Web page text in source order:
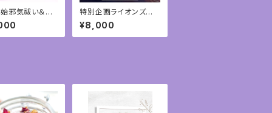
邪気祓い＆乙
隔ヒーリング
特別企画ライオンズゲ
ート遠隔ヒーリング
¥8,000